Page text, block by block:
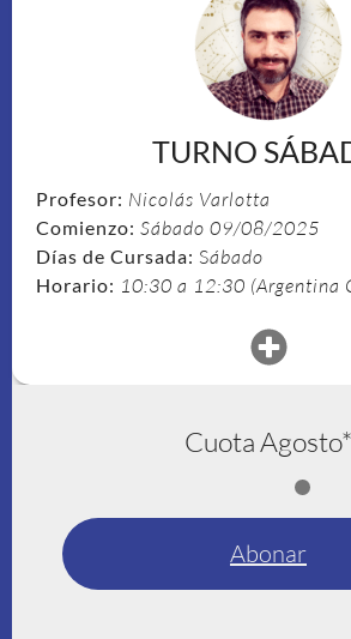
TURNO
Profesor: Nicolás Varlotta
Comienzo: Sábado 09/08/2025
Días de Cursada: Sábado
Horario: 10:30 a 12:30 (Argentina
Cuota Agosto*
Abonar